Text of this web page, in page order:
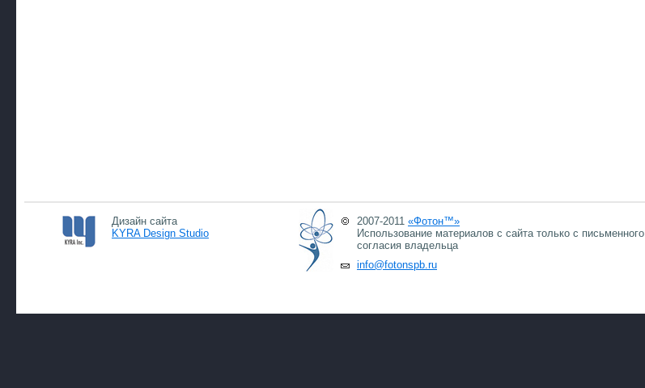
Дизайн сайта
KYRA Design Studio
2007-2011 «Фотон™»
Использование материалов с сайта только с письменного
согласия владельца
info@fotonspb.ru